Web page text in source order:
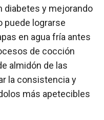
diabetes y mejorando
puede lograrse
en agua fría antes
de cocción
almidón de las
la consistencia y
más apetecibles